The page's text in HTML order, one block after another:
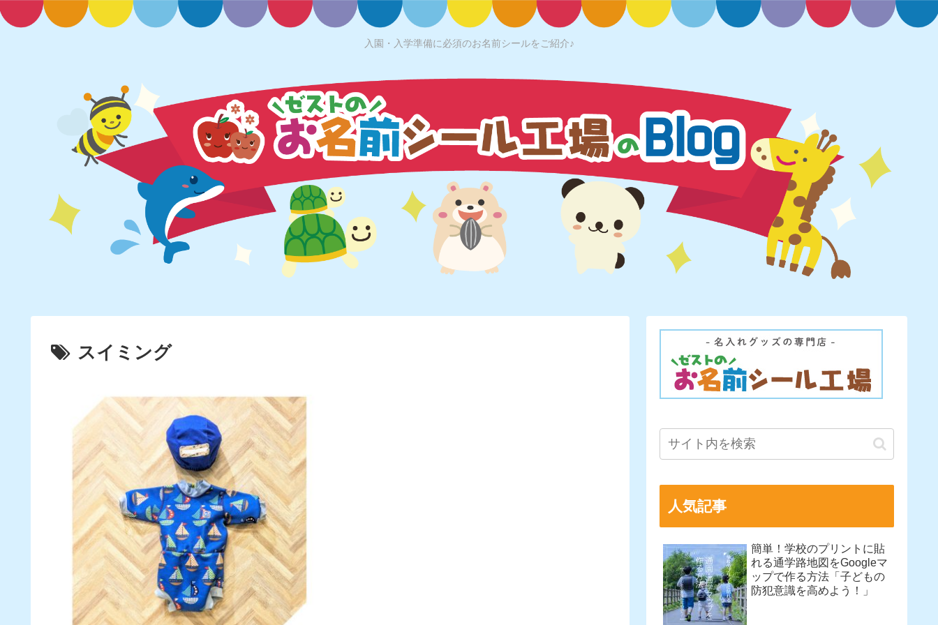
入園・入学準備に必須のお名前シールをご紹介♪
スイミング
人気記事
簡単！学校のプリントに貼
れる通学路地図をGoogleマ
ップで作る方法「子どもの
防犯意識を高めよう！」